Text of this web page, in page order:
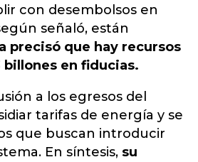
con desembolsos en
señaló, están
precisó que hay recursos
billones en fiducias.
a los egresos del
tarifas de energía y se
que buscan introducir
En síntesis, su